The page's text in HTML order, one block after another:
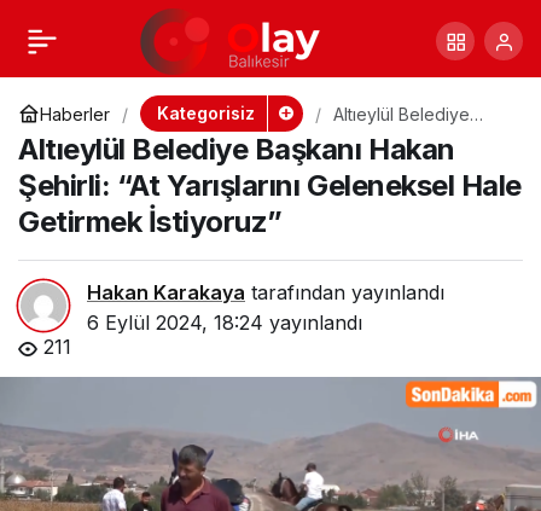
Haberler Kategorisiz
Altıeylül Belediye
Başkanı Hakan Şehirli:
“At Yarışlarını
Geleneksel Hale
Getirmek İstiyoruz”
Altıeylül Belediye Başkanı Hakan
Şehirli: “At Yarışlarını Geleneksel Hale
Getirmek İstiyoruz”
Hakan Karakaya tarafından yayınlandı
6 Eylül 2024, 18:24 yayınlandı
211
Batı Şeria’da Türk
aktivist Ayşenur
Ezgi Eygi’yi
öldürüldü.
+ Paylaş